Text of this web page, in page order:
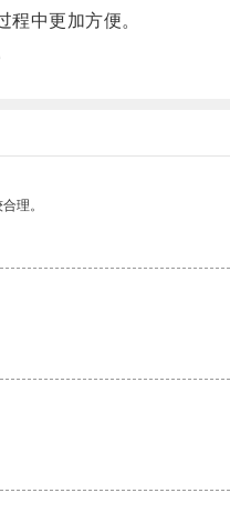
中更加方便。
理。